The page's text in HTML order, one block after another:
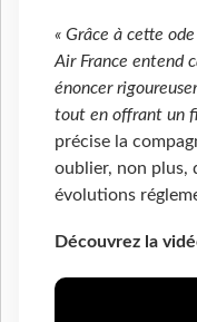
« Grâce à cette
Air France entend
énoncer
tout en offrant un
précise la
oublier, non plus,
évolutions
Découvrez la